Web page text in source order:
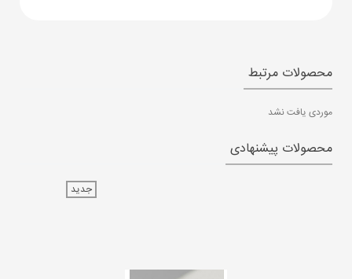
محصولات مرتبط
موردی یافت نشد
محصولات پیشنهادی
جدید